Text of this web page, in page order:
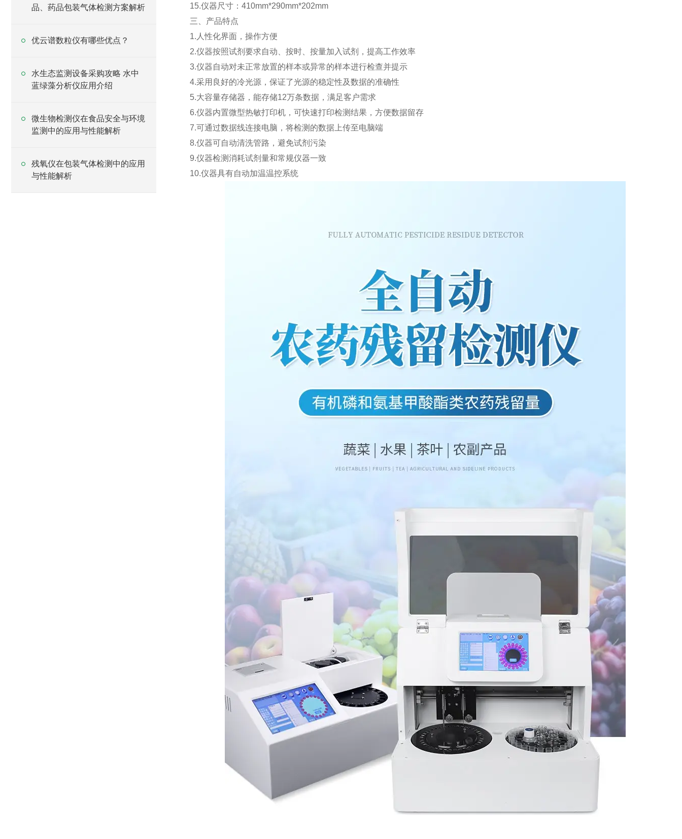
15.仪器尺寸：410mm*290mm*202mm
三、产品特点
1.人性化界面，操作方便
2.仪器按照试剂要求自动、按时、按量加入试剂，提高工作效率
3.仪器自动对未正常放置的样本或异常的样本进行检查并提示
4.采用良好的冷光源，保证了光源的稳定性及数据的准确性
5.大容量存储器，能存储12万条数据，满足客户需求
6.仪器内置微型热敏打印机，可快速打印检测结果，方便数据留存
7.可通过数据线连接电脑，将检测的数据上传至电脑端
8.仪器可自动清洗管路，避免试剂污染
9.仪器检测消耗试剂量和常规仪器一致
10.仪器具有自动加温温控系统
品、药品包装气体检测方案解析
优云谱数粒仪有哪些优点？
水生态监测设备采购攻略 水中
蓝绿藻分析仪应用介绍
微生物检测仪在食品安全与环境
监测中的应用与性能解析
残氧仪在包装气体检测中的应用
与性能解析